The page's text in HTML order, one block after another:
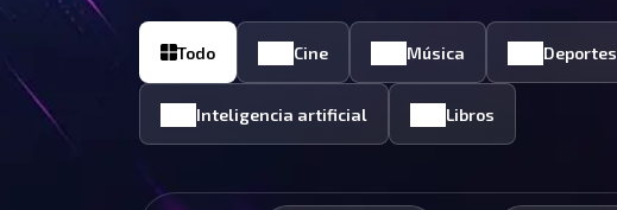
Todo Cine Música Deportes
Inteligencia artificial Libros